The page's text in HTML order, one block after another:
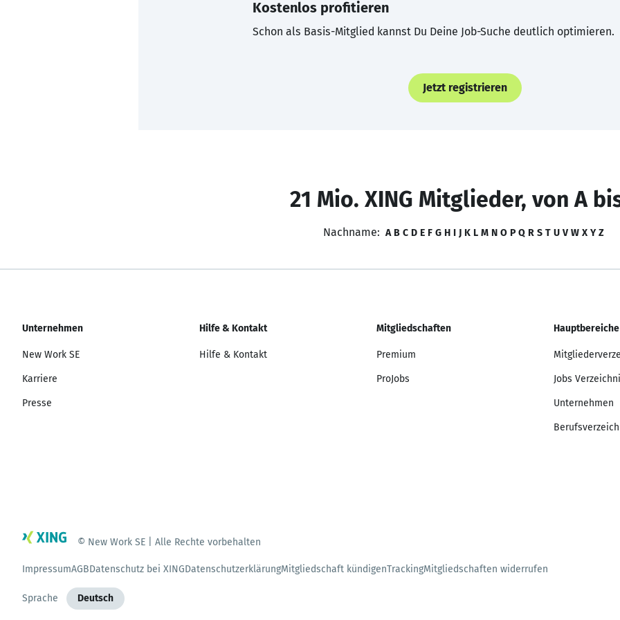
Kostenlos profitieren
Schon als Basis-Mitglied kannst Du Deine Job-Suche deutlich optimieren.
Jetzt registrieren
21 Mio. XING Mitglieder, von A
Nachname: A B C D E F G H I J K L M N O P Q R S T U V W X Y Z
Unternehmen
New Work SE
Karriere
Presse
Hilfe & Kontakt
Hilfe & Kontakt
Mitgliedschaften
Premium
ProJobs
Hauptbereiche
Jobs
Unternehmen
© New Work SE | Alle Rechte vorbehalten
ImpressumAGBDatenschutz bei XINGDatenschutzerklärungMitgliedschaft kündigenTrackingMitgliedschaften widerrufen
Sprache Deutsch